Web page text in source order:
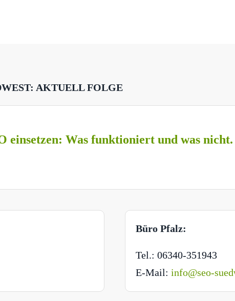
AKTUELL FOLGE
einsetzen: Was funktioniert und was
Büro Pfalz:
Tel.: 06340-351943
E-Mail: info@seo-